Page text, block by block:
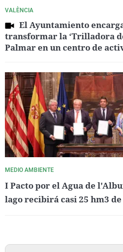
VALÈNCIA
El Ayuntamiento
transformar la ‘Trilladora
Palmar en un centro de
MEDIO AMBIENTE
I Pacto por el Agua de
lago recibirá casi 25 hm3